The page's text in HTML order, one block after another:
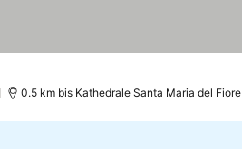
0.5 km bis Kathedrale Santa Maria del Fiore